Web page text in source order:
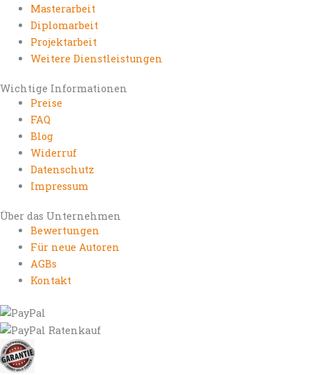
Masterarbeit
Diplomarbeit
Projektarbeit
Weitere Dienstleistungen
Wichtige Informationen
Preise
FAQ
Blog
Widerruf
Datenschutz
Impressum
Über das Unternehmen
Bewertungen
Für neue Autoren
AGBs
Kontakt